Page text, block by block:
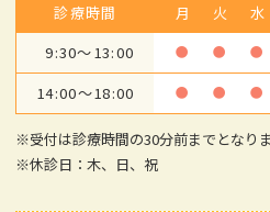
診療時間 月 火 水
9:30～13:00
● ● ●
14:00～18:00 ● ● ●
※受付は診療時間の30分前までとなりま
※休診日：木、日、祝